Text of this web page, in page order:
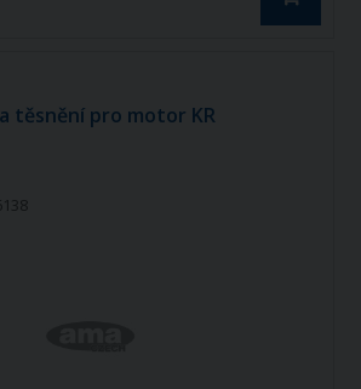
těsnění pro motor KR